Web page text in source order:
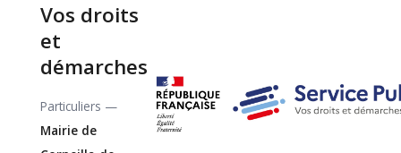
Vos droits
et
démarches
Particuliers —
Mairie de